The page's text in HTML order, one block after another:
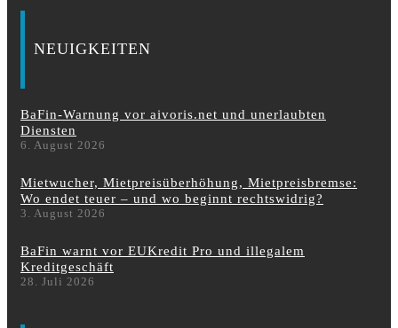
NEUIGKEITEN
BaFin-Warnung vor aivoris.net und unerlaubten
Diensten
6. August 2026
Mietwucher, Mietpreisüberhöhung, Mietpreisbremse:
Wo endet teuer – und wo beginnt rechtswidrig?
3. August 2026
BaFin warnt vor EUKredit Pro und illegalem
Kreditgeschäft
28. Juli 2026